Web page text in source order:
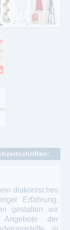
diakonisches
Erfahrung.
gestalten wir
Angebote der